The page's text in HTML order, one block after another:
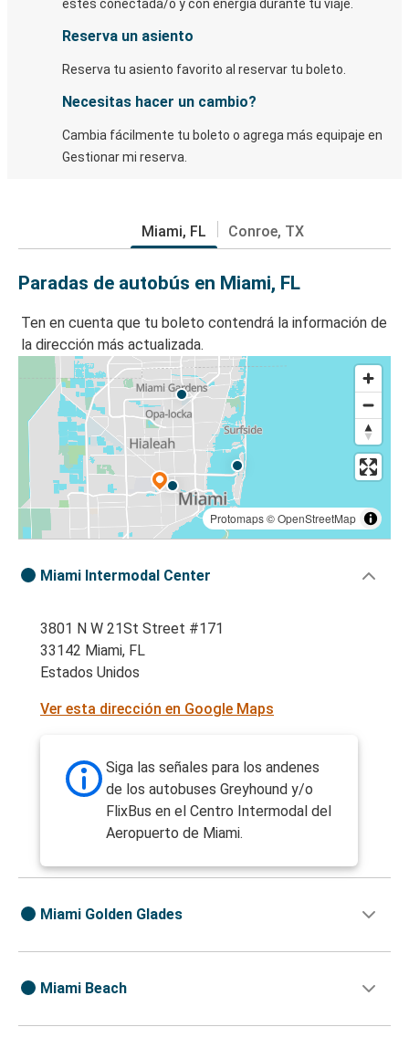
estés conectada/o y con energía durante tu viaje.
Reserva un asiento
Reserva tu asiento favorito al reservar tu boleto.
Necesitas hacer un cambio?
Cambia fácilmente tu boleto o agrega más equipaje en
Gestionar mi reserva.
Miami, FL Conroe, TX
Paradas de autobús en Miami, FL
Ten en cuenta que tu boleto contendrá la información de
la dirección más actualizada.
Protomaps©OpenStreetMap
Miami Intermodal Center
3801 N W 21St Street #171
33142 Miami, FL
Estados Unidos
Ver esta dirección en Google Maps
Siga las señales para los andenes
de los autobuses Greyhound y/o
FlixBus en el Centro Intermodal del
Aeropuerto de Miami.
Miami Golden Glades
Miami Beach